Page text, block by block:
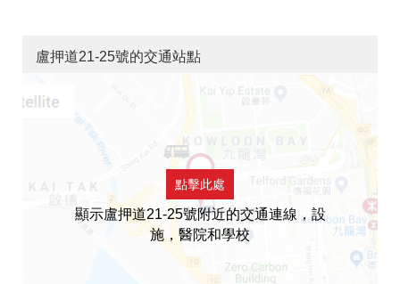
盧押道21-25號的交通站點
點擊此處
顯示盧押道21-25號附近的交通連線，設
施，醫院和學校